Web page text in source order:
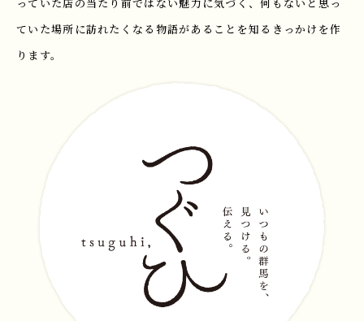
ていた場所に訪れたくなる物語があることを知るきっかけを作
ります。